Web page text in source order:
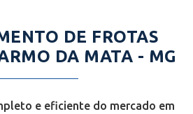
DE FROTAS
DA MATA - MG
e eficiente do mercado em